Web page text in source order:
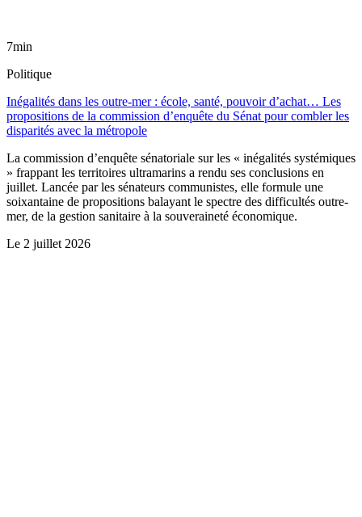
7min
Politique
Inégalités dans les outre-mer : école, santé, pouvoir d’achat… Les
propositions de la commission d’enquête du Sénat pour combler les
disparités avec la métropole
La commission d’enquête sénatoriale sur les « inégalités systémiques
» frappant les territoires ultramarins a rendu ses conclusions en
juillet. Lancée par les sénateurs communistes, elle formule une
soixantaine de propositions balayant le spectre des difficultés outre-
mer, de la gestion sanitaire à la souveraineté économique.
Le 2 juillet 2026